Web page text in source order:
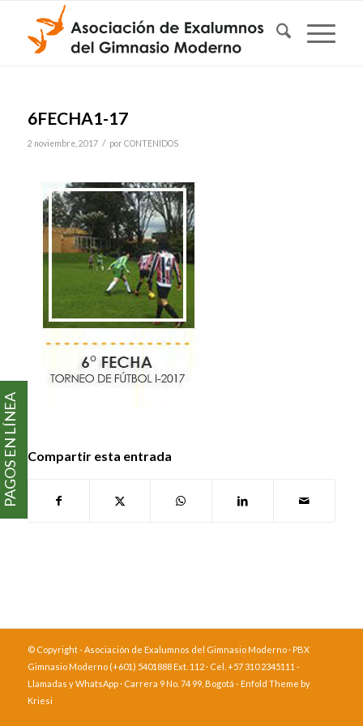
6FECHA1-17
2 noviembre, 2017 / por CONTENIDOS
Compartir esta entrada
© Copyright - Asociación de Exalumnos del Gimnasio Moderno · PBX
Gimnasio Moderno (+601) 5401888 Ext. 112 · Cel. +57 310 2345111 -
Llamadas y WhatsApp · Carrera 9 No. 74 99, Bogotá - Enfold Theme by
Kriesi
PAGOS EN LÍNEA